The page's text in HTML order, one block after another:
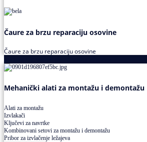
Čaure za brzu reparaciju osovine
Čaure za brzu reparaciju osovine
Mehanički alati za montažu i demontažu
Alati za montažu
Izvlakači
Ključevi za navrtke
Kombinovani setovi za montažu i demontažu
Pribor za izvlačenje ležajeva